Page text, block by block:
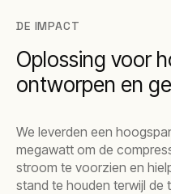
DE IMPACT
Oplossing voor
ontworpen en
We leverden een
megawatt om de
stroom te voorzien en
stand te houden terwijl de